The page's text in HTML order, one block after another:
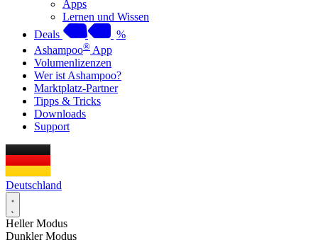
Apps
Lernen und Wissen
Deals
%
Ashampoo® App
Volumenlizenzen
Wer ist Ashampoo?
Marktplatz-Partner
Tipps & Tricks
Downloads
Support
Deutschland
Heller Modus
Dunkler Modus